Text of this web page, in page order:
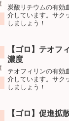
炭酸リチウムの有効
介しています。サク
しましょう！
【ゴロ】テオフ
濃度
テオフィリンの有効
介しています。サク
しましょう！
【ゴロ】促進拡